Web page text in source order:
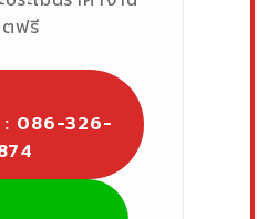
ฟรี
086-326-